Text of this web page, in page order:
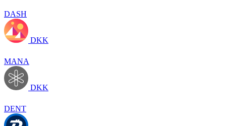
DASH
DKK
MANA
DKK
DENT